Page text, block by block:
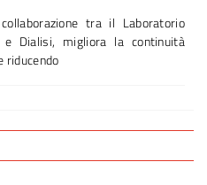
tra il Laboratorio
Dialisi, migliora la continuità
riducendo